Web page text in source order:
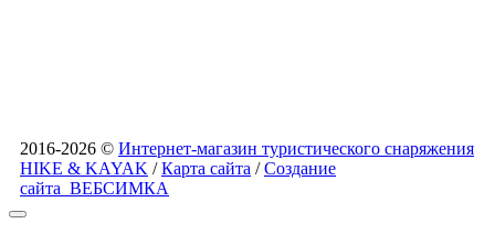
2016-2026 © Интернет-магазин туристического снаряжения
HIKE & KAYAK /Карта сайта /Создание
сайта ВЕБСИМКА